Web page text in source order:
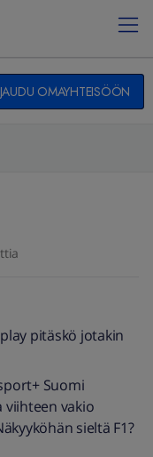
OMAYHTEISÖÖN
pitäskö jotakin
Suomi
viihteen vakio
sieltä F1?